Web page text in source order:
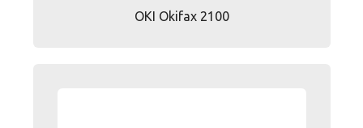
OKI Okifax 2100